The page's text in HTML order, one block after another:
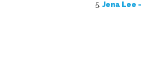
Jena Lee